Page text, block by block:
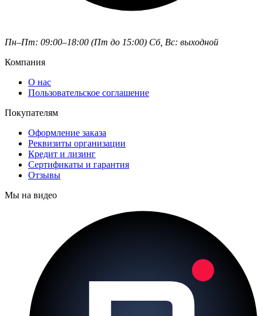
Пн–Пт: 09:00–18:00 (Пт до 15:00) Сб, Вс: выходной
Компания
О нас
Пользовательское соглашение
Покупателям
Оформление заказа
Реквизиты организации
Кредит и лизинг
Сертификаты и гарантия
Отзывы
Мы на видео